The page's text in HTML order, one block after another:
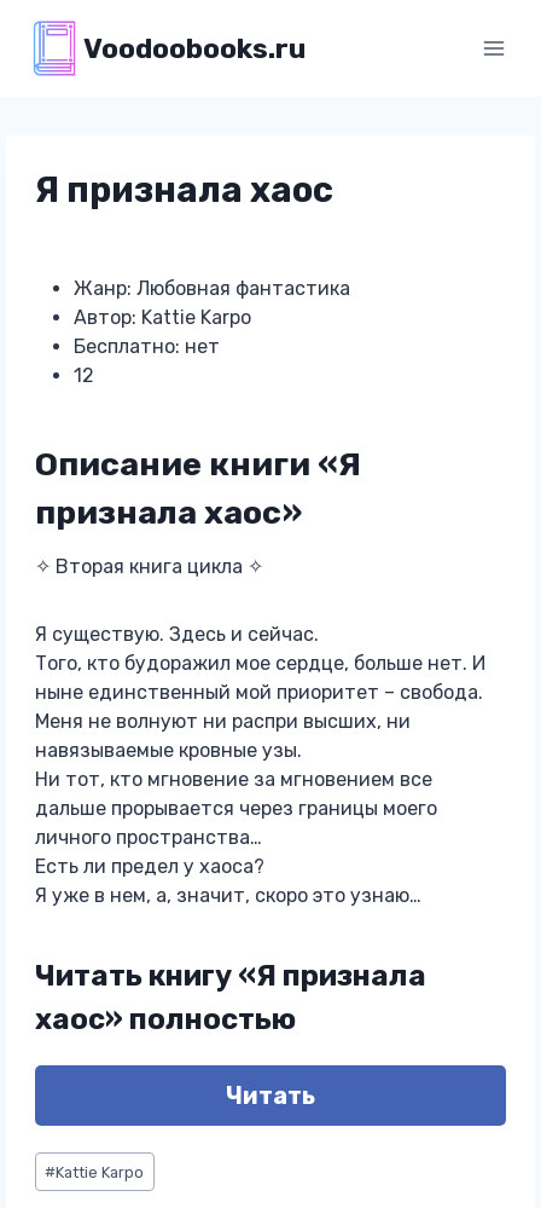
содержимому
Voodoobooks.ru
Я признала хаос
Жанр: Любовная фантастика
Автор: Kattie Karpo
Бесплатно: нет
12
Описание книги «Я
признала хаос»
✧ Вторая книга цикла ✧
Я существую. Здесь и сейчас.
Того, кто будоражил мое сердце, больше нет. И
ныне единственный мой приоритет – свобода.
Меня не волнуют ни распри высших, ни
навязываемые кровные узы.
Ни тот, кто мгновение за мгновением все
дальше прорывается через границы моего
личного пространства…
Есть ли предел у хаоса?
Я уже в нем, а, значит, скоро это узнаю…
Читать книгу «Я признала
хаос» полностью
Читать
Метки
записи:
#Kattie Karpo